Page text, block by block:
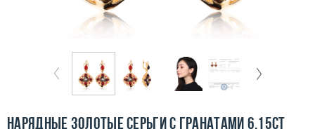
Покупка и оплата
Нарядные золотые серьги с гранатами 6.15ct